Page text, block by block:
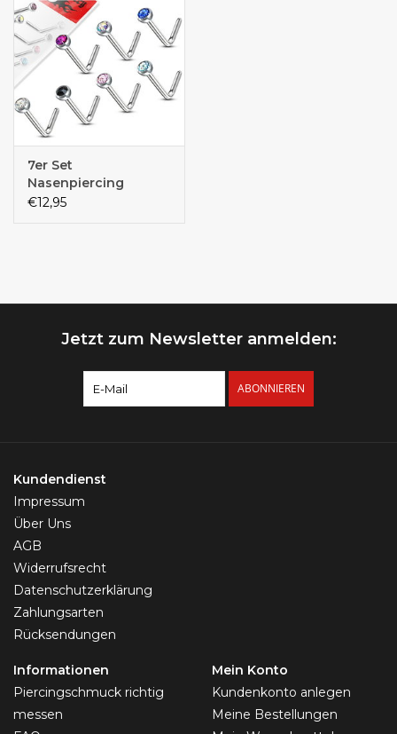
7er Set
Nasenpiercing
€12,95
Jetzt zum Newsletter anmelden:
ABONNIEREN
Kundendienst
Impressum
Über Uns
AGB
Widerrufsrecht
Datenschutzerklärung
Zahlungsarten
Rücksendungen
Informationen
Piercingschmuck richtig
messen
Mein Konto
Kundenkonto anlegen
Meine Bestellungen